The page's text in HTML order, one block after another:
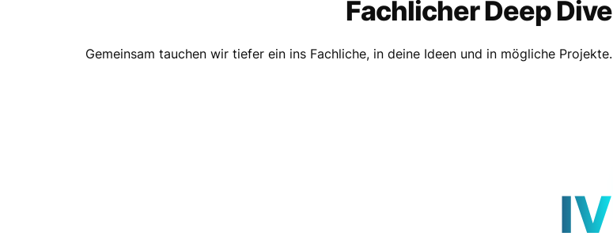
Fachlicher Deep Dive
Gemeinsam tauchen wir tiefer ein ins Fachliche, in deine Ideen und in mögliche Projekte.
IV